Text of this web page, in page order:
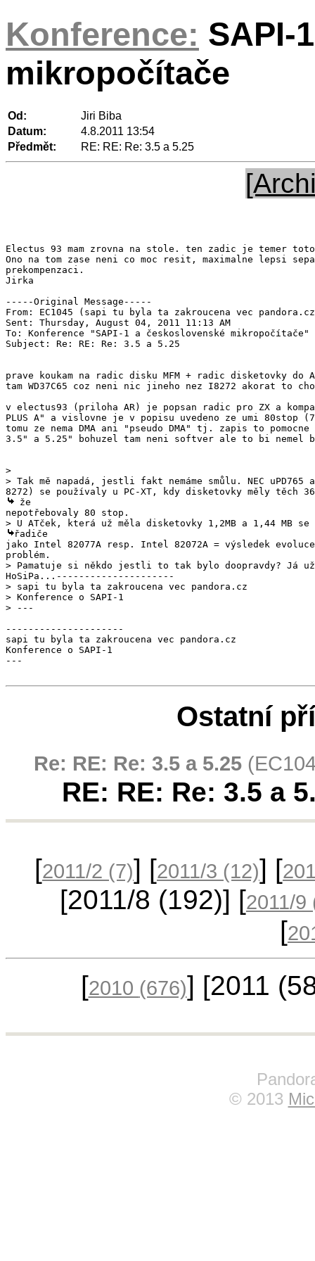
Konference: SAPI-
mikropočítače
Od:
Jiri Biba
Datum:
4.8.2011 13:54
Předmět:
RE: RE: Re: 3.5 a 5.25
Electus 93 mam zrovna na stole. ten zadic je temer
Ono na tom zase neni co moc resit, maximalne lepsi
prekompenzaci.
Jirka
-----Original Message-----
From: EC1045 (sapi tu byla ta zakroucena vec
Sent: Thursday, August 04, 2011 11:13 AM
To: Konference "SAPI-1 a československé mikropočítače"
Subject: Re: RE: Re: 3.5 a 5.25
prave koukam na radic disku MFM + radic disketovky
tam WD37C65 coz neni nic jineho nez I8272 akorat to
v electus93 (priloha AR) je popsan radic pro ZX a
PLUS A" a vislovne je v popisu uvedeno ze umi 80stop
tomu ze nema DMA ani "pseudo DMA" tj. zapis to pomocne
3.5" a 5.25" bohuzel tam neni softver ale to bi nemel
>
že
jako Intel 82077A resp. Intel 82072A = výsledek
> sapi tu byla ta zakroucena vec pandora.cz
> Konference o SAPI-1
---------------------
sapi tu byla ta zakroucena vec pandora.cz
Konference o SAPI-1
---
Ostatní
Re: RE: Re: 3.5 a 5.25
RE: RE: Re: 3.5 a
[2011/2 (7)] [2011/3 (12)] [
[2011/8 (192)] [2011/9
[
[2010 (676)] [2011
© 2013